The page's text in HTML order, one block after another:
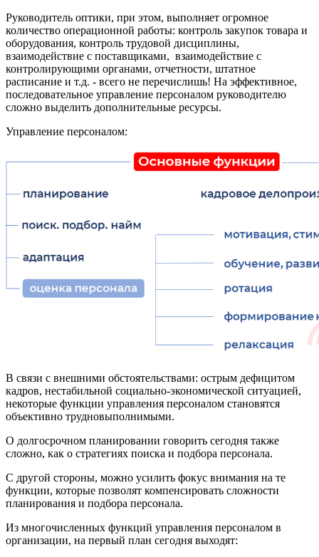
Руководитель оптики, при этом, выполняет огромное
количество операционной работы: контроль закупок товара и
оборудования, контроль трудовой дисциплины,
взаимодействие с поставщиками, взаимодействие с
контролирующими органами, отчетности, штатное
расписание и т.д. - всего не перечислишь! На эффективное,
последовательное управление персоналом руководителю
сложно выделить дополнительные ресурсы.
Управление персоналом:
В связи с внешними обстоятельствами: острым дефицитом
кадров, нестабильной социально-экономической ситуацией,
некоторые функции управления персоналом становятся
объективно трудновыполнимыми.
О долгосрочном планировании говорить сегодня также
сложно, как о стратегиях поиска и подбора персонала.
С другой стороны, можно усилить фокус внимания на те
функции, которые позволят компенсировать сложности
планирования и подбора персонала.
Из многочисленных функций управления персоналом в
организации, на первый план сегодня выходят: